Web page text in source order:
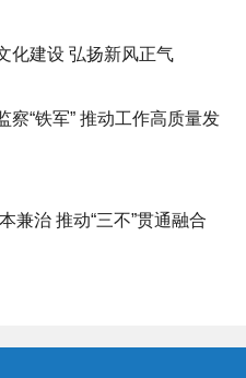
化建设 弘扬新风正气
“铁军” 推动工作高质量发
兼治 推动“三不”贯通融合